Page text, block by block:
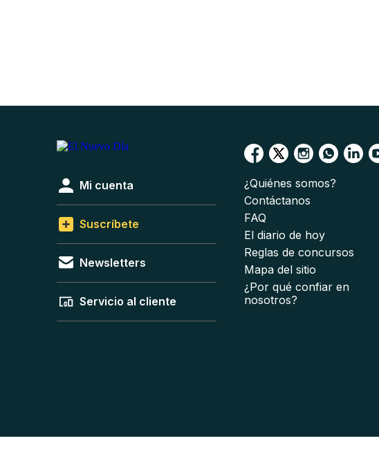
Mi cuenta
Suscríbete
Newsletters
Servicio al cliente
¿Quiénes somos?
Contáctanos
FAQ
El diario de hoy
Reglas de concursos
Mapa del sitio
¿Por qué confiar en
nosotros?